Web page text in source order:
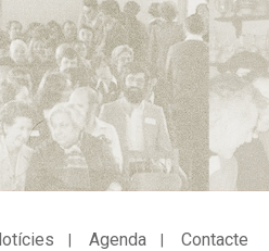
Agenda Contacte